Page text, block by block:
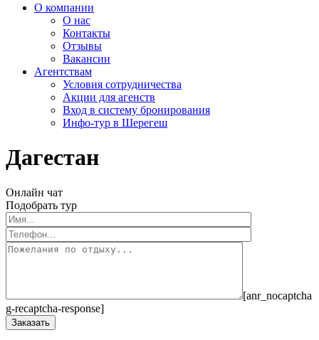
О компании
О нас
Контакты
Отзывы
Вакансии
Агентствам
Условия сотрудничества
Акции для агенств
Вход в систему бронирования
Инфо-тур в Шерегеш
Дагестан
Онлайн чат
Подобрать тур
[anr_nocaptcha
g-recaptcha-response]